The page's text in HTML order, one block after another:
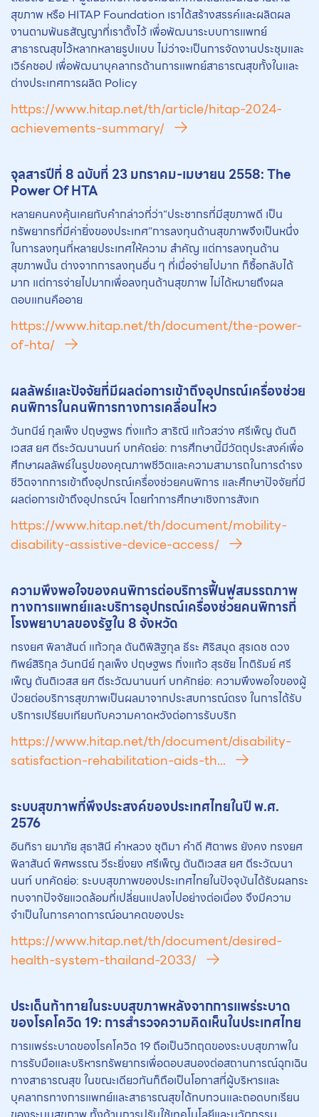
สุขภาพ หรือ HITAP Foundation เราได้สร้างสรรค์และผลิตผล
งานตามพันธสัญญาที่เราตั้งไว้ เพื่อพัฒนาระบบการแพทย์
สาธารณสุขไว้หลากหลายรูปแบบ ไม่ว่าจะเป็นการจัดงานประชุมและ
เวิร์คชอป เพื่อพัฒนาบุคลากรด้านการแพทย์สาธารณสุขทั้งในและ
ต่างประเทศการผลิต Policy
https://www.hitap.net/th/article/hitap-2024-
achievements-summary/
จุลสารปีที่ 8 ฉบับที่ 23 มกราคม-เมษายน 2558: The
Power Of HTA
หลายคนคงคุ้นเคยกับคำกล่าวที่ว่า“ประชากรที่มีสุขภาพดี เป็น
ทรัพยากรที่มีค่ายิ่งของประเทศ”การลงทุนด้านสุขภาพจึงเป็นหนึ่ง
ในการลงทุนที่หลายประเทศให้ความ สำคัญ แต่การลงทุนด้าน
สุขภาพนั้น ต่างจากการลงทุนอื่น ๆ ที่เมื่อจ่ายไปมาก ก็ซื้อกลับได้
มาก แต่การจ่ายไปมากเพื่อลงทุนด้านสุขภาพ ไม่ได้หมายถึงผล
ตอบแทนคืออาย
https://www.hitap.net/th/document/the-power-
of-hta/
ผลลัพธ์และปัจจัยที่มีผลต่อการเข้าถึงอุปกรณ์เครื่องช่วย
คนพิการในคนพิการทางการเคลื่อนไหว
วันทนีย์ กุลเพ็ง ปฤษฐพร กิ่งแก้ว สาริณี แก้วสว่าง ศรีเพ็ญ ตันติ
เวสส ยศ ตีระวัฒนานนท์ บทคัดย่อ: การศึกษานี้มีวัตถุประสงค์เพื่อ
ศึกษาผลลัพธ์ในรูปของคุณภาพชีวิตและความสามารถในการดำรง
ชีวิตจากการเข้าถึงอุปกรณ์เครื่องช่วยคนพิการ และศึกษาปัจจัยที่มี
ผลต่อการเข้าถึงอุปกรณ์ฯ โดยทำการศึกษาเชิงการสังเก
https://www.hitap.net/th/document/mobility-
disability-assistive-device-access/
ความพึงพอใจของคนพิการต่อบริการฟื้นฟูสมรรถภาพ
ทางการแพทย์และบริการอุปกรณ์เครื่องช่วยคนพิการที่
โรงพยาบาลของรัฐใน 8 จังหวัด
ทรงยศ พิลาสันต์ แก้วกุล ตันติพิสิฐกุล ธีระ ศิริสมุด สุรเดช ดวง
ทิพย์สิริกุล วันทนีย์ กุลเพ็ง ปฤษฐพร กิ่งแก้ว สุรชัย โกติรัมย์ ศรี
เพ็ญ ตันติเวสส ยศ ตีระวัฒนานนท์ บทคักย่อ: ความพึงพอใจของผู้
ป่วยต่อบริการสุขภาพเป็นผลมาจากประสบการณ์ตรง ในการได้รับ
บริการเปรียบเทียบกับความคาดหวังต่อการรับบริก
https://www.hitap.net/th/document/disability-
satisfaction-rehabilitation-aids-th...
ระบบสุขภาพที่พึงประสงค์ของประเทศไทยในปี พ.ศ.
2576
อินทิรา ยมาภัย สุธาสินี คำหลวง ชุติมา คำดี ศิตาพร ยังคง ทรงยศ
พิลาสันต์ พิศพรรณ วีระยิ่งยง ศรีเพ็ญ ตันติเวสส ยศ ตีระวัฒนา
นนท์ บทคัดย่อ: ระบบสุขภาพของประเทศไทยในปัจจุบันได้รับผลกระ
ทบจากปัจจัยแวดล้อมที่เปลี่ยนแปลงไปอย่างต่อเนื่อง จึงมีความ
จำเป็นในการคาดการณ์อนาคตของประ
https://www.hitap.net/th/document/desired-
health-system-thailand-2033/
ประเด็นท้าทายในระบบสุขภาพหลังจากการแพร่ระบาด
ของโรคโควิด 19: การสำรวจความคิดเห็นในประเทศไทย
การแพร่ระบาดของโรคโควิด 19 ถือเป็นวิกฤตของระบบสุขภาพใน
การรับมือและบริหารทรัพยากรเพื่อตอบสนองต่อสถานการณ์ฉุกเฉิน
ทางสาธารณสุข ในขณะเดียวกันก็ถือเป็นโอกาสที่ผู้บริหารและ
บุคลากรทางการแพทย์และสาธารณสุขได้ทบทวนและถอดบทเรียน